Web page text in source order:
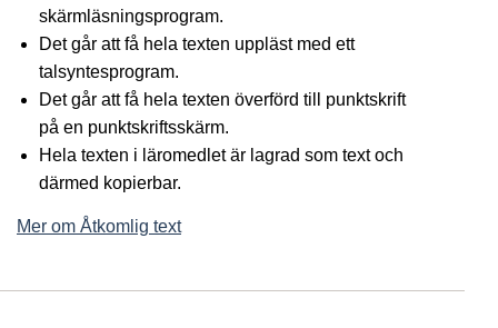
skärmläsningsprogram.
Det går att få hela texten uppläst med ett
talsyntesprogram.
Det går att få hela texten överförd till punktskrift
på en punktskriftsskärm.
Hela texten i läromedlet är lagrad som text och
därmed kopierbar.
Mer om Åtkomlig text